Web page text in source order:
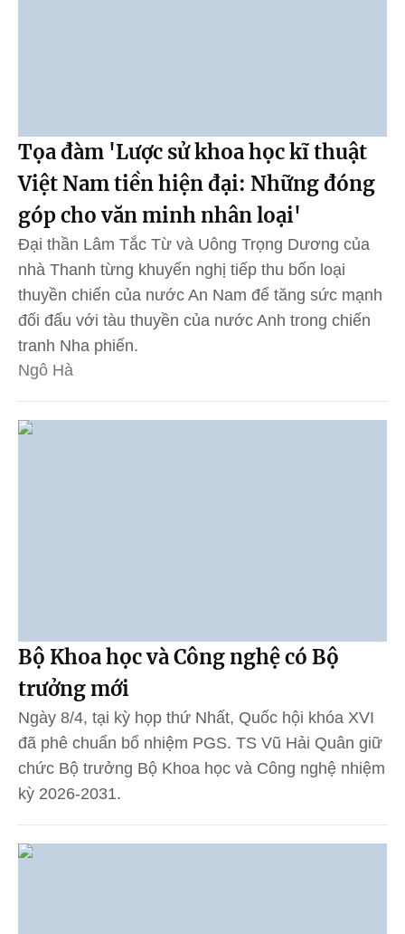
Tọa đàm 'Lược sử khoa học kĩ thuật
Việt Nam tiền hiện đại: Những đóng
góp cho văn minh nhân loại'
Đại thần Lâm Tắc Từ và Uông Trọng Dương của
nhà Thanh từng khuyến nghị tiếp thu bốn loại
thuyền chiến của nước An Nam để tăng sức mạnh
đối đấu với tàu thuyền của nước Anh trong chiến
tranh Nha phiến.
Ngô Hà
Bộ Khoa học và Công nghệ có Bộ
trưởng mới
Ngày 8/4, tại kỳ họp thứ Nhất, Quốc hội khóa XVI
đã phê chuẩn bổ nhiệm PGS. TS Vũ Hải Quân giữ
chức Bộ trưởng Bộ Khoa học và Công nghệ nhiệm
kỳ 2026-2031.